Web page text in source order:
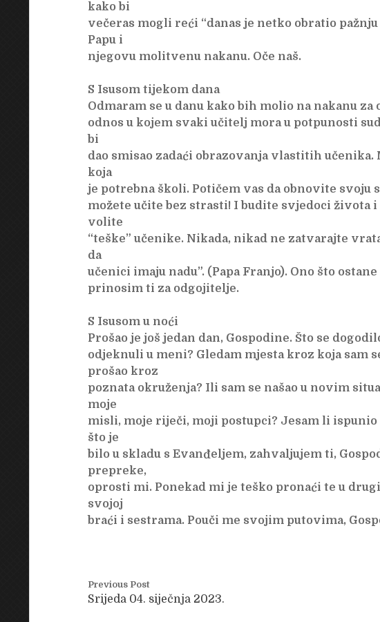
kako bi
večeras mogli reći “danas je netko obratio pažnju
Papu i
njegovu molitvenu nakanu. Oče naš.
S Isusom tijekom dana
Odmaram se u danu kako bih molio na nakanu za
odnos u kojem svaki učitelj mora u potpunosti
bi
dao smisao zadaći obrazovanja vlastitih
koja
je potrebna školi. Potičem vas da obnovite svoju
možete učite bez strasti! I budite svjedoci života
volite
“teške” učenike. Nikada, nikad ne zatvarajte
da
učenici imaju nadu”. (Papa Franjo). Ono što
prinosim ti za odgojitelje.
S Isusom u noći
Prošao je još jedan dan, Gospodine. Što se
odjeknuli u meni? Gledam mjesta kroz koja sam
prošao kroz
poznata okruženja? Ili sam se našao u novim
moje
misli, moje riječi, moji postupci? Jesam li ispunio
što je
bilo u skladu s Evanđeljem, zahvaljujem ti,
prepreke,
oprosti mi. Ponekad mi je teško pronaći te u
svojoj
braći i sestrama. Pouči me svojim putovima,
Previous Post
Srijeda 04. siječnja 2023.